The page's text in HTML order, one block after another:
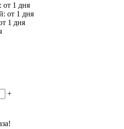
от 1 дня
от 1 дня
1 дня
+